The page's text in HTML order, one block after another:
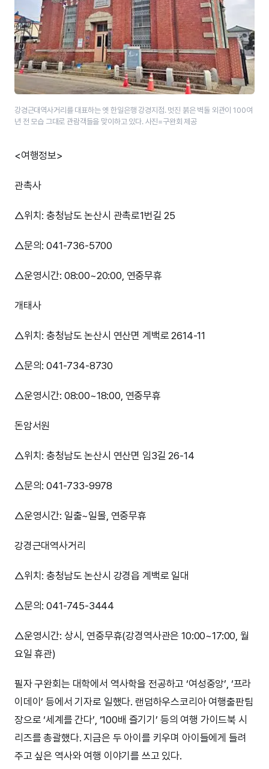
강경근대역사거리를 대표하는 옛 한일은행 강경지점. 멋진 붉은 벽돌 외관이 100여
년 전 모습 그대로 관람객들을 맞이하고 있다. 사진=구완회 제공
<여행정보>
관촉사
△위치: 충청남도 논산시 관촉로1번길 25
△문의: 041-736-5700
△운영시간: 08:00~20:00, 연중무휴
개태사
△위치: 충청남도 논산시 연산면 계백로 2614-11
△문의: 041-734-8730
△운영시간: 08:00~18:00, 연중무휴
돈암서원
△위치: 충청남도 논산시 연산면 임3길 26-14
△문의: 041-733-9978
△운영시간: 일출~일몰, 연중무휴
강경근대역사거리
△위치: 충청남도 논산시 강경읍 계백로 일대
△문의: 041-745-3444
△운영시간: 상시, 연중무휴(강경역사관은 10:00~17:00, 월
요일 휴관)
필자 구완회는 대학에서 역사학을 전공하고 ‘여성중앙’, ‘프라
이데이’ 등에서 기자로 일했다. 랜덤하우스코리아 여행출판팀
장으로 ‘세계를 간다’, ‘100배 즐기기’ 등의 여행 가이드북 시
리즈를 총괄했다. 지금은 두 아이를 키우며 아이들에게 들려
주고 싶은 역사와 여행 이야기를 쓰고 있다.